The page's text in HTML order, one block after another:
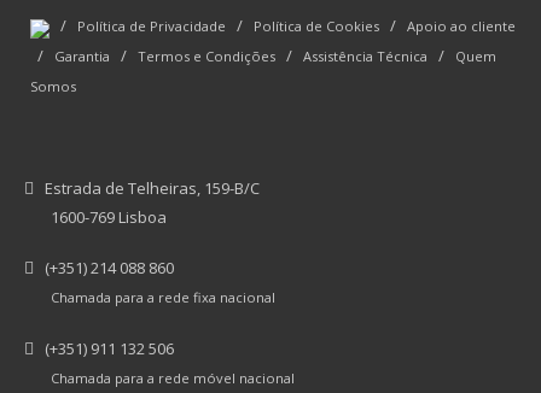
/ Política de Privacidade / Política de Cookies / Apoio ao cliente
/ Garantia / Termos e Condições / Assistência Técnica /
Quem
Somos
Estrada de Telheiras, 159-B/C
1600-769 Lisboa
(+351) 214 088 860
Chamada para a rede fixa nacional
(+351) 911 132 506
Chamada para a rede móvel nacional